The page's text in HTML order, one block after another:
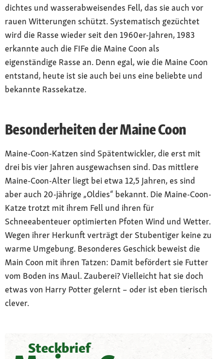
dichtes und wasserabweisendes Fell, das sie auch vor
rauen Witterungen schützt. Systematisch gezüchtet
wird die Rasse wieder seit den 1960er-Jahren, 1983
erkannte auch die FIFe die Maine Coon als
eigenständige Rasse an. Denn egal, wie die Maine Coon
entstand, heute ist sie auch bei uns eine beliebte und
bekannte Rassekatze.
Besonderheiten der Maine Coon
Maine-Coon-Katzen sind Spätentwickler, die erst mit
drei bis vier Jahren ausgewachsen sind. Das mittlere
Maine-Coon-Alter liegt bei etwa 12,5 Jahren, es sind
aber auch 20-jährige „Oldies“ bekannt. Die Maine-Coon-
Katze trotzt mit ihrem Fell und ihren für
Schneeabenteuer optimierten Pfoten Wind und Wetter.
Wegen ihrer Herkunft verträgt der Stubentiger keine zu
warme Umgebung. Besonderes Geschick beweist die
Main Coon mit ihren Tatzen: Damit befördert sie Futter
vom Boden ins Maul. Zauberei? Vielleicht hat sie doch
etwas von Harry Potter gelernt – oder ist eben tierisch
clever.
Steckbrief